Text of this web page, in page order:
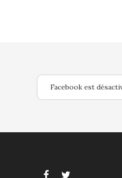
Facebook est